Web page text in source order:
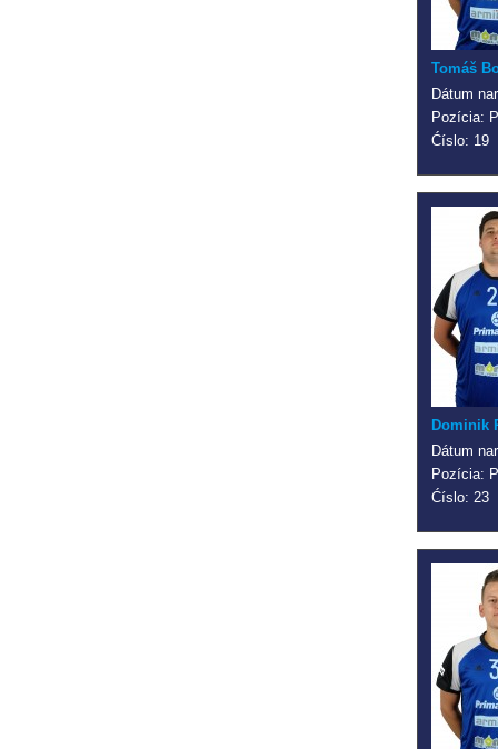
Tomáš
Dátum
Pozícia:
Ćíslo: 19
Dominik
Dátum
Pozícia:
Ćíslo: 23